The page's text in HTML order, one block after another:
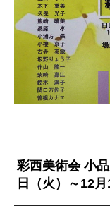
彩西美術会 小
日（火）～12月